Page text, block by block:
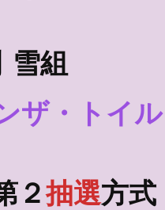
雪組
ザ・トイ
２抽選方式